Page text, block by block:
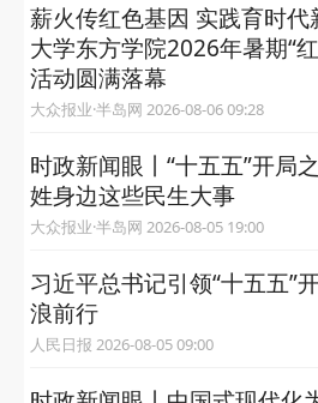
薪火传红色基因 实践育时
大学东方学院2026年暑期“
活动圆满落幕
大众报业·半岛网 2026-08-06 09:28
时政新闻眼丨“十五五”开局
姓身边这些民生大事
大众报业·半岛网 2026-08-05 19:00
习近平总书记引领“十五五”
浪前行
人民日报 2026-08-05 09:00